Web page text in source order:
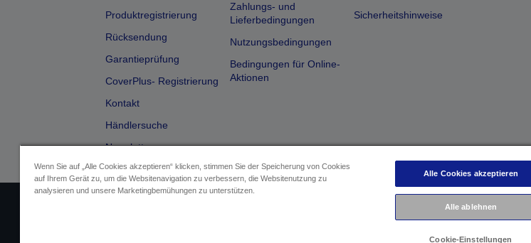
Produktregistrierung
Rücksendung
Garantieprüfung
CoverPlus- Registrierung
Kontakt
Händlersuche
Newsletter
Zahlungs- und
Lieferbedingungen
Nutzungsbedingungen
Bedingungen für Online-
Aktionen
Sicherheitshinweise
Datenschutzrichtlinie
Wenn Sie auf „Alle Cookies akzeptieren“ klicken, stimmen Sie der Speicherung von Cookies
auf Ihrem Gerät zu, um die Websitenavigation zu verbessern, die Websitenutzung zu
analysieren und unsere Marketingbemühungen zu unterstützen.
Alle Cookies akzeptieren
Alle ablehnen
Cookie-Einstellungen